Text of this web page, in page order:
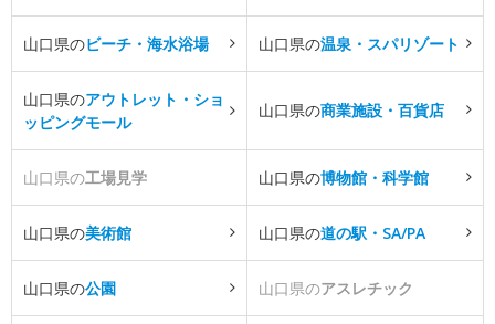
山口県のビーチ・海水浴場 山口県の温泉・スパリゾート
山口県のアウトレット・ショ
ッピングモール
山口県の商業施設・百貨店
山口県の工場見学 山口県の博物館・科学館
山口県の美術館 山口県の道の駅・SA/PA
山口県の公園 山口県のアスレチック